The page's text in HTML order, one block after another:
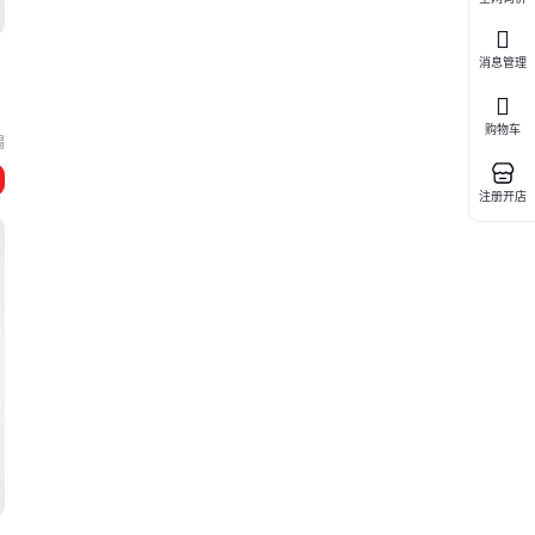
消息管理
购物车
注册开店